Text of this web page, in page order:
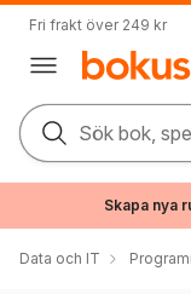
Fri frakt över 249 kr
Sök bok,
Skapa nya
Data och IT